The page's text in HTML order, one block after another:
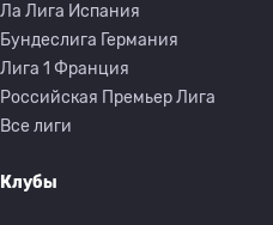
Ла Лига Испания
Бундеслига Германия
Лига 1 Франция
Российская Премьер Лига
Все лиги
Клубы